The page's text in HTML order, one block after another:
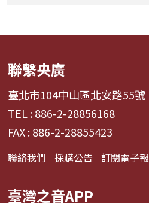
聯繫央廣
臺北市104中山區北安路55號
TEL : 886-2-28856168
FAX : 886-2-28855423
聯絡我們 採購公告 訂閱電子報
臺灣之音APP